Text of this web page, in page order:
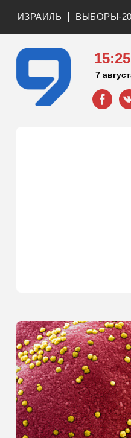
ИЗРАИЛЬ ВЫБОРЫ-
15:25
7